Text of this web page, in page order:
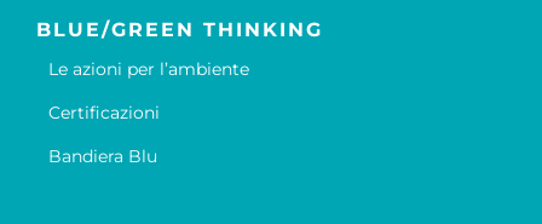
BLUE/GREEN THINKING
Le azioni per l’ambiente
Certificazioni
Bandiera Blu